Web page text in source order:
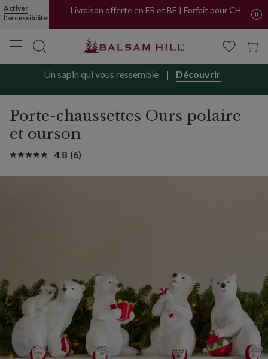
Activer
l'accessibilité
Livraison offerte en FR et BE | Forfait pour CH
Un sapin qui vous ressemble Découvrir
Porte-chaussettes Ours polaire
et ourson
4.8 (6)